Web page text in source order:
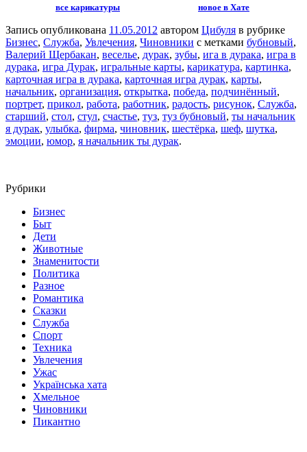
все карикатуры новое в Хате
Запись опубликована 11.05.2012 автором Цибуля в рубрике
Бизнес, Служба, Увлечения, Чиновники с метками бубновый,
Валерий Щербакан, веселье, дурак, зубы, ига в дурака, игра в
дурака, игра Дурак, игральные карты, карикатура, картинка,
карточная игра в дурака, карточная игра дурак, карты,
начальник, организация, открытка, победа, подчинённый,
портрет, прикол, работа, работник, радость, рисунок, Служба,
старший, стол, стул, счастье, туз, туз бубновый, ты начальник
я дурак, улыбка, фирма, чиновник, шестёрка, шеф, шутка,
эмоции, юмор, я начальник ты дурак.
Рубрики
Бизнес
Быт
Дети
Животные
Знаменитости
Политика
Разное
Романтика
Сказки
Служба
Спорт
Техника
Увлечения
Ужас
Українська хата
Хмельное
Чиновники
Пикантно